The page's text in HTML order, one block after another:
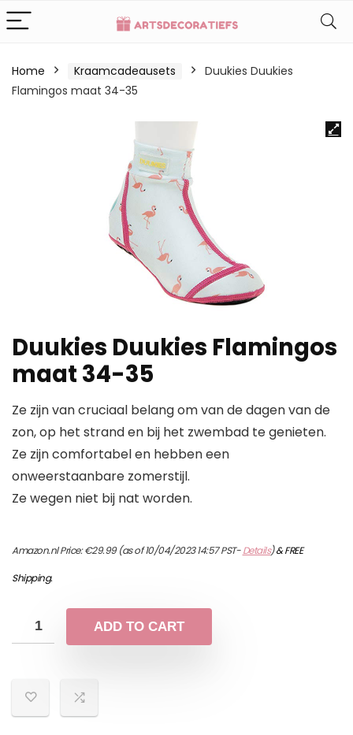
Home Kraamcadeausets
Duukies Duukies
Flamingos maat 34-35
Duukies Duukies Flamingos
maat 34-35
Ze zijn van cruciaal belang om van de dagen van de
zon, op het strand en bij het zwembad te genieten.
Ze zijn comfortabel en hebben een
onweerstaanbare zomerstijl.
Ze wegen niet bij nat worden.
Amazon.nl Price:€29.99(as of 10/04/2023 14:57 PST-Details)&FREE
Shipping.
ADD TO CART